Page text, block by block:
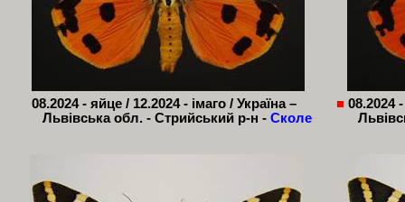
08.2024 - яйце / 12.2024 - імаго / Україна –
Львівська обл. -Стрийський р-н -Сколе
■ 08.2024